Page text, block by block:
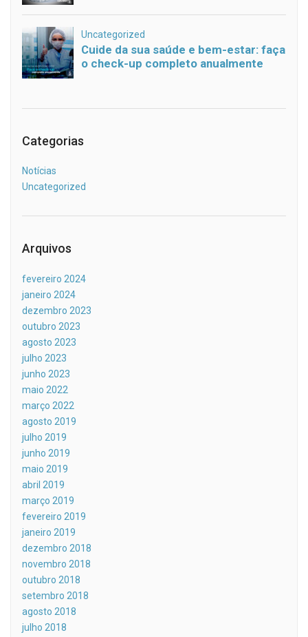
Categorias
Notícias
Uncategorized
Arquivos
fevereiro 2024
janeiro 2024
dezembro 2023
outubro 2023
agosto 2023
julho 2023
junho 2023
maio 2022
março 2022
agosto 2019
julho 2019
junho 2019
maio 2019
abril 2019
março 2019
fevereiro 2019
janeiro 2019
dezembro 2018
novembro 2018
outubro 2018
setembro 2018
agosto 2018
julho 2018